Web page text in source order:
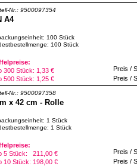
Nr.: 9500097354
A4
100 Stück
100 Stück
300 Stück: 1,33 €
500 Stück: 1,25 €
Preis /
Preis /
Nr.: 9500097358
x 42 cm - Rolle
1 Stück
1 Stück
5 Stück:
211,00 €
10 Stück: 198,00 €
Preis /
Preis /